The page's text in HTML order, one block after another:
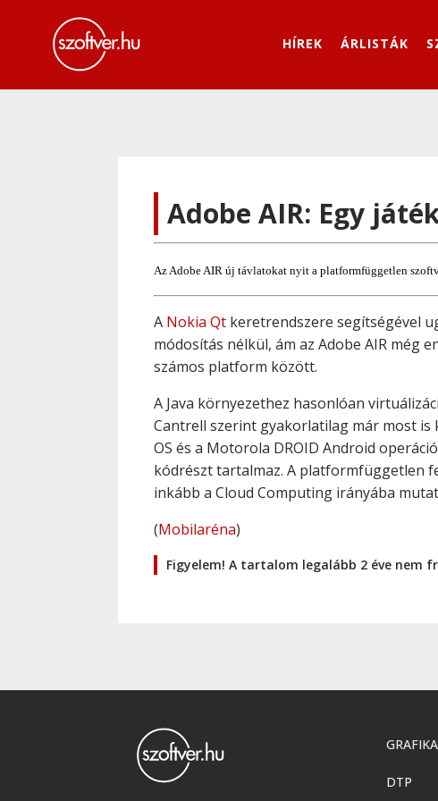
HÍREK ÁRLISTÁK
Adobe AIR: Egy
Az Adobe AIR új távlatokat nyit a platformfüggetlen
A Nokia Qt keretrendszere segítségével
módosítás nélkül, ám az Adobe AIR még
számos platform között.
A Java környezethez hasonlóan
Cantrell szerint gyakorlatilag már most is
OS és a Motorola DROID Android
kódrészt tartalmaz. A platformfüggetlen
inkább a Cloud Computing irányába
(Mobilaréna)
Figyelem! A tartalom legalább 2 éve nem
DTP